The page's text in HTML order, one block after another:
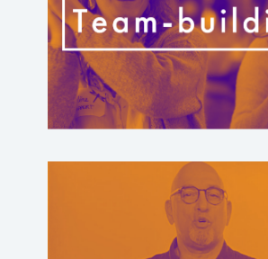
atteindre vos objectifs
Click Here
Digital learning